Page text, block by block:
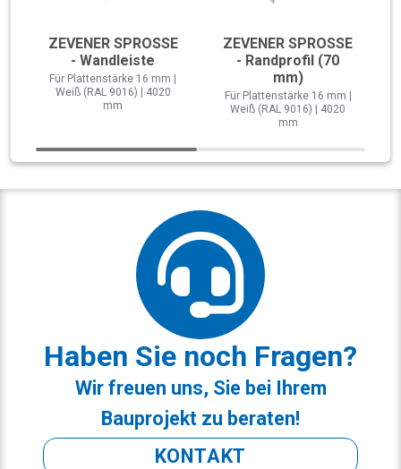
ZEVENER SPROSSE
- Wandleiste
Für Plattenstärke 16 mm |
Weiß (RAL 9016) | 4020
mm
ZEVENER SPROSSE
- Randprofil (70
mm)
Für Plattenstärke 16 mm |
Weiß (RAL 9016) | 4020
mm
Haben Sie noch Fragen?
Wir freuen uns, Sie bei Ihrem
Bauprojekt zu beraten!
KONTAKT